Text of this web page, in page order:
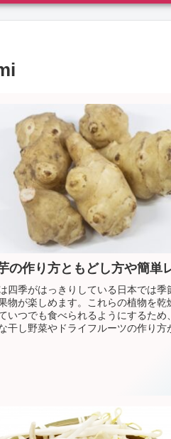
の作り方ともどし方や簡単
四季がはっきりしている日本では季
物が楽しめます。これらの植物を乾
いつでも食べられるようにするため
干し野菜やドライフルーツの作り方